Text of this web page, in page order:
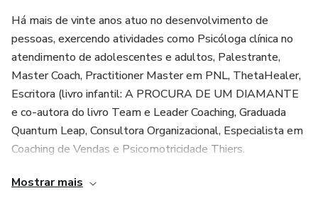
Há mais de vinte anos atuo no desenvolvimento de
pessoas, exercendo atividades como Psicóloga clínica no
atendimento de adolescentes e adultos, Palestrante,
Master Coach, Practitioner Master em PNL, ThetaHealer,
Escritora (livro infantil: A PROCURA DE UM DIAMANTE
e co-autora do livro Team e Leader Coaching, Graduada
Quantum Leap, Consultora Organizacional, Especialista em
Coaching de Vendas e Psicomotricidade Thiers.
Filosofia de vida: "Sonhar, confiar, viver intensamente e
Mostrar mais